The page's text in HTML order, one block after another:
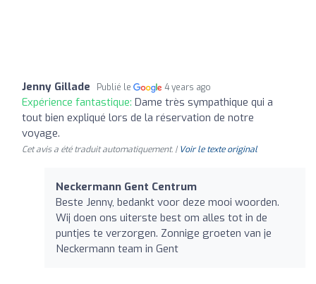
Jenny Gillade Publié le 4 years ago
Expérience fantastique: Dame très sympathique qui a
tout bien expliqué lors de la réservation de notre
voyage.
Cet avis a été traduit automatiquement. | Voir le texte original
Neckermann Gent Centrum
Beste Jenny, bedankt voor deze mooi woorden.
Wij doen ons uiterste best om alles tot in de
puntjes te verzorgen. Zonnige groeten van je
Neckermann team in Gent